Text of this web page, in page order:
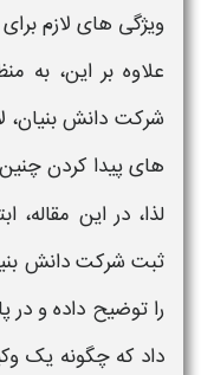
ویژگی های لازم برای
علاوه بر این، به
شرکت دانش بنیان،
های پیدا کردن
لذا، در این مقاله،
ثبت شرکت دانش
را توضیح داده و در
داد که چگونه یک